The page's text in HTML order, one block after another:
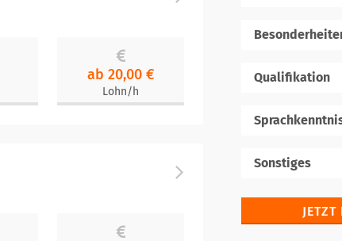
ab 20,00 €
Lohn/h
Qualifikation
Fremdsprachen
Sonstiges
JETZT